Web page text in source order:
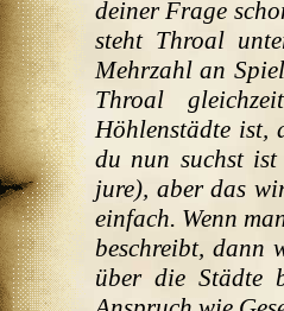
deiner Frage
steht Throal
Mehrzahl an
Throal
Höhlenstädte ist,
du nun suchst
jure), aber das
einfach. Wenn
beschreibt, dann
über die Städte